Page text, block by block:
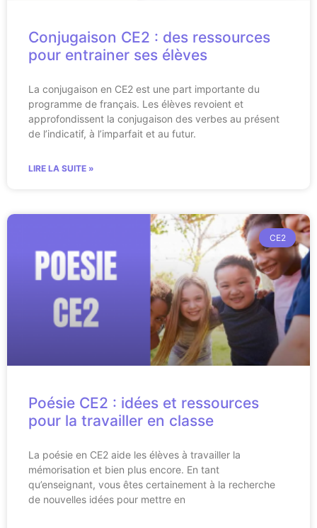
Conjugaison CE2 : des ressources
pour entrainer ses élèves
La conjugaison en CE2 est une part importante du
programme de français. Les élèves revoient et
approfondissent la conjugaison des verbes au présent
de l’indicatif, à l’imparfait et au futur.
LIRE LA SUITE »
CE2
Poésie CE2 : idées et ressources
pour la travailler en classe
La poésie en CE2 aide les élèves à travailler la
mémorisation et bien plus encore. En tant
qu’enseignant, vous êtes certainement à la recherche
de nouvelles idées pour mettre en